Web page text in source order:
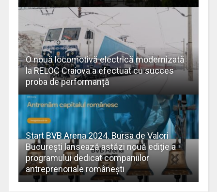
O nouă locomotivă electrică modernizată
la RELOC Craiova a efectuat cu succes
proba de performanță
Start BVB Arena 2024. Bursa de Valori
Bucureşti lansează astăzi nouă ediţie a
programului dedicat companiilor
antreprenoriale româneşti